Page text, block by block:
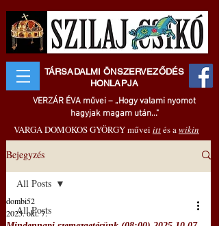
TÁRSADALMI ÖNSZERVEZŐDÉS
HONLAPJA
VERZÁR ÉVA művei – „Hogy valami nyomot
hagyjak magam után..."
VARGA DOMOKOS GYÖRGY művei ittés awikin
Bejegyzés
All Posts
All Posts
dombi52
2025. okt. 7.